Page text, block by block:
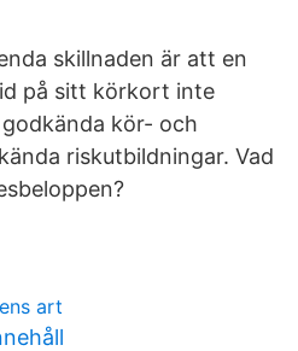
skillnaden är att en
på sitt körkort inte
kör- och
riskutbildningar. Vad
art